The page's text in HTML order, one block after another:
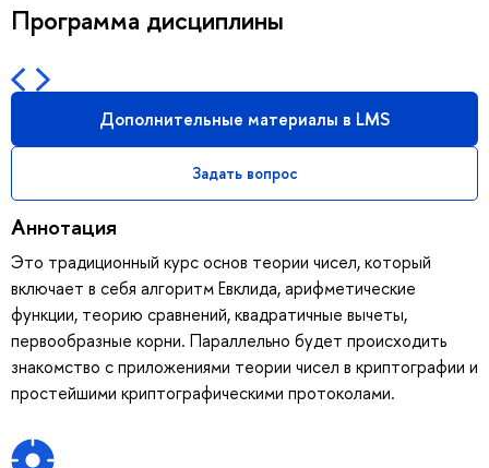
Программа дисциплины
Дополнительные материалы в LMS
Задать вопрос
Аннотация
Это традиционный курс основ теории чисел, который
включает в себя алгоритм Евклида, арифметические
функции, теорию сравнений, квадратичные вычеты,
первообразные корни. Параллельно будет происходить
знакомство с приложениями теории чисел в криптографии и
простейшими криптографическими протоколами.